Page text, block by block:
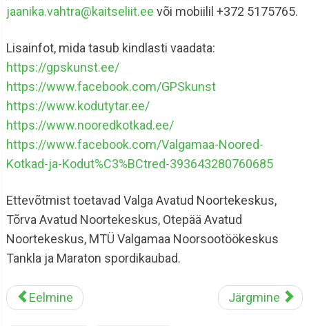
jaanika.vahtra@kaitseliit.ee või mobiilil +372 5175765.
Lisainfot, mida tasub kindlasti vaadata:
https://gpskunst.ee/
https://www.facebook.com/GPSkunst
https://www.kodutytar.ee/
https://www.nooredkotkad.ee/
https://www.facebook.com/Valgamaa-Noored-
Kotkad-ja-Kodut%C3%BCtred-393643280760685
Ettevõtmist toetavad Valga Avatud Noortekeskus,
Tõrva Avatud Noortekeskus, Otepää Avatud
Noortekeskus, MTÜ Valgamaa Noorsootöökeskus
Tankla ja Maraton spordikaubad.
Eelmine Järgmine